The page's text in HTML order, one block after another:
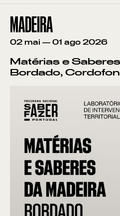
MADEIRA
02 mai — 01 ago 2026
Matérias e
Bordado,